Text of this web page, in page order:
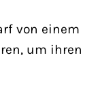
von einem
um ihren